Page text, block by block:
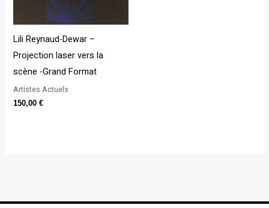
Lili Reynaud-Dewar –
Projection laser vers la
scène -Grand Format
Artistes Actuels
150,00€